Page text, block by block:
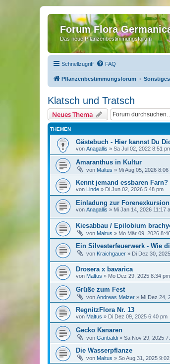
Forum Flora
Das neue Pflanzenbestimmungsforum
Schnellzugriff FAQ
Pflanzenbestimmungsforum Sonstiges
Klatsch und Tratsch
Neues Thema
THEMEN
Gästebuch - Hier kannst Du
von Anagallis » Sa Jul 02, 2022 8:51
Amaranthus in Kultur
von Maltus » Mi Aug 05, 2026 8:06
Kennt jemand essbaren Farn?
von Linde » Di Jun 02, 2026 5:48 pm
Einladung zur Forenexkursion
von Anagallis » Mi Jan 14, 2026 11:17
Kiesabbau / Epilobium
von Maltus » Mo Mär 09, 2026
Ein Silvesterfeuerwerk - Wie
von Kraichgauer » Di Dez 30,
Drosera x bavarica
von Maltus » Mo Dez 29, 2025 8:34 pm
Grüße zum Fest
von Andreas Melzer » Mi Dez 24,
RegnitzFlora Nr. 13
von Maltus » Di Dez 09, 2025 6:40 pm
Gecko Kanaren
von Garibaldi » Sa Nov 29, 2025
Die Wasserpflanze
von Maltus » So Aug 31, 2025